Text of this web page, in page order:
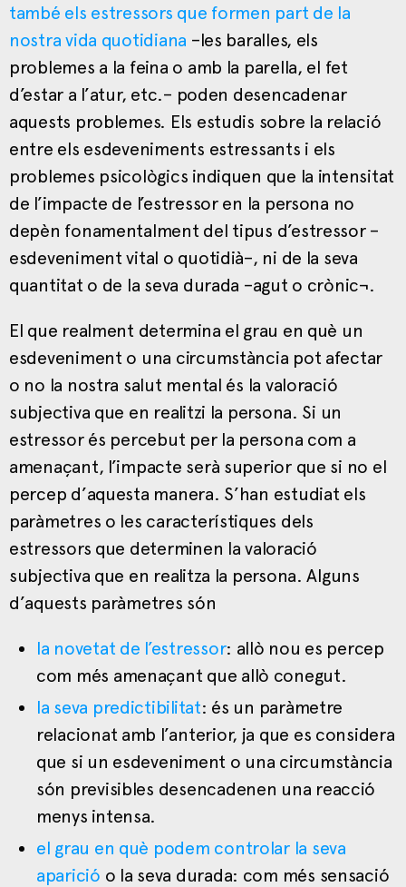
també els estressors que formen part de la
nostra vida quotidiana –les baralles, els
problemes a la feina o amb la parella, el fet
d’estar a l’atur, etc.– poden desencadenar
aquests problemes. Els estudis sobre la relació
entre els esdeveniments estressants i els
problemes psicològics indiquen que la intensitat
de l’impacte de l’estressor en la persona no
depèn fonamentalment del tipus d’estressor –
esdeveniment vital o quotidià–, ni de la seva
quantitat o de la seva durada –agut o crònic¬.
El que realment determina el grau en què un
esdeveniment o una circumstància pot afectar
o no la nostra salut mental és la valoració
subjectiva que en realitzi la persona. Si un
estressor és percebut per la persona com a
amenaçant, l’impacte serà superior que si no el
percep d’aquesta manera. S’han estudiat els
paràmetres o les característiques dels
estressors que determinen la valoració
subjectiva que en realitza la persona. Alguns
d’aquests paràmetres són
la novetat de l’estressor: allò nou es percep
com més amenaçant que allò conegut.
la seva predictibilitat: és un paràmetre
relacionat amb l’anterior, ja que es considera
que si un esdeveniment o una circumstància
són previsibles desencadenen una reacció
menys intensa.
el grau en què podem controlar la seva
aparició o la seva durada: com més sensació